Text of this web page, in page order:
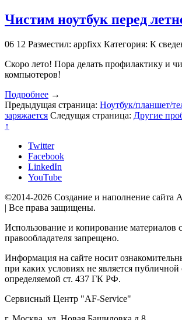
Чистим ноутбук перед
06 12 Разместил: appfixx Категория: К
Скоро лето! Пора делать профилактику и
компьютеров!
Подробнее →
Предыдущая страница: Ноутбук/планшет/
заряжается Следущая страница: Другие
↑
Twitter
Facebook
LinkedIn
YouTube
©2014-2026 Создание и наполнение сайта
| Все права защищены.
Использование и копирование материалов
правообладателя запрещено.
Информация на сайте носит
при каких условиях не является публичной
определяемой ст. 437 ГК РФ.
Сервисный Центр "AF-Service"